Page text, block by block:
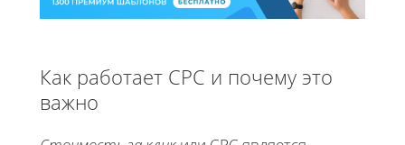
Как работает CPC и почему это
важно